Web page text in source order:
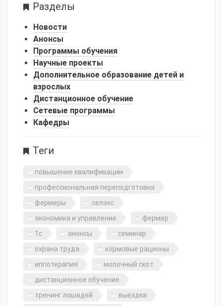
Разделы
Новости
Анонсы
Программы обучения
Научные проекты
Дополнительное образование детей и
взрослых
Дистанционное обучение
Сетевые программы
Кафедры
Теги
повышение квалификации
профессиональная переподготовка
фермеры
селэкс
экономика и управление
фермер
1с
анонсы
семинар
охрана труда
кормовые рационы
иппотерапия
молочный скот
дистанционное обучение
тренинг лошадей
выездка